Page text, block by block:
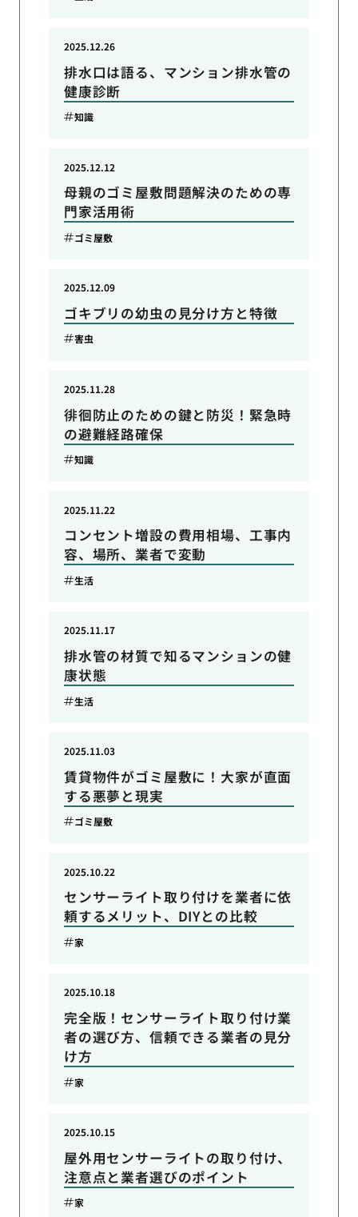
排水口は語る、マンション排水管の
健康診断
2025.12.26
知識
母親のゴミ屋敷問題解決のための専
門家活用術
2025.12.12
ゴミ屋敷
ゴキブリの幼虫の見分け方と特徴
2025.12.09
害虫
徘徊防止のための鍵と防災！緊急時
の避難経路確保
2025.11.28
知識
コンセント増設の費用相場、工事内
容、場所、業者で変動
2025.11.22
生活
排水管の材質で知るマンションの健
康状態
2025.11.17
生活
賃貸物件がゴミ屋敷に！大家が直面
する悪夢と現実
2025.11.03
ゴミ屋敷
センサーライト取り付けを業者に依
頼するメリット、DIYとの比較
2025.10.22
家
完全版！センサーライト取り付け業
者の選び方、信頼できる業者の見分
け方
2025.10.18
家
屋外用センサーライトの取り付け、
注意点と業者選びのポイント
2025.10.15
家